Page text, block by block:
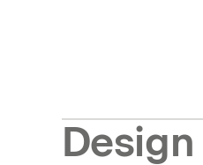
Design